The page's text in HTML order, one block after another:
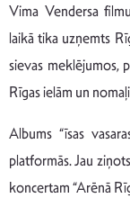
Vima Vendersa
laikā tika uzņemts
sievas meklējumos,
Rīgas ielām un
Albums “īsas
platformās. Jau
koncertam “Arēnā